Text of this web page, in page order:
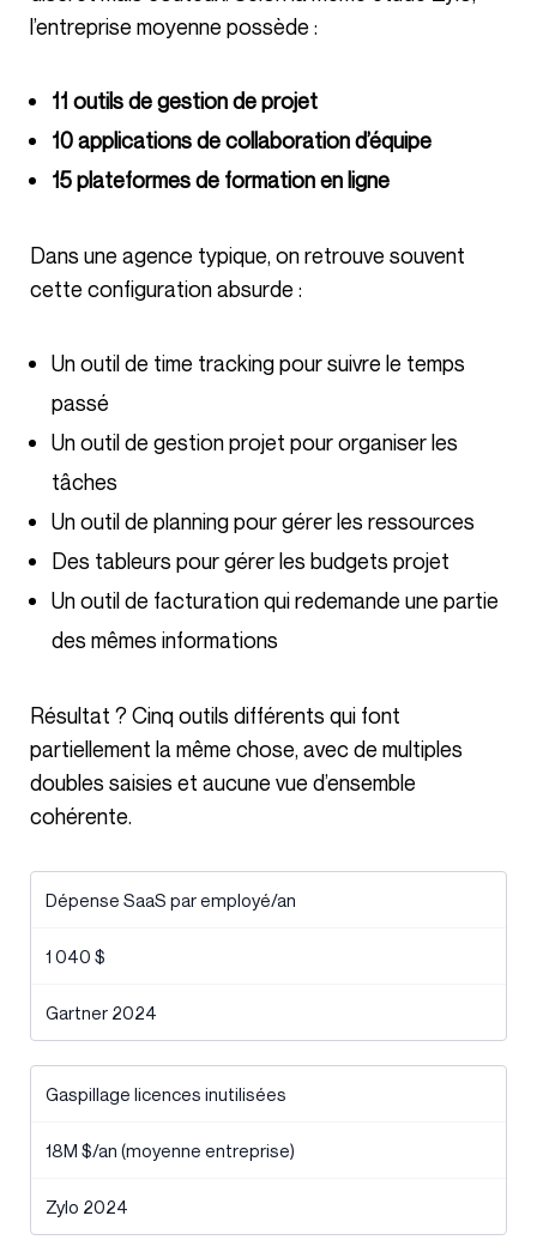
l’entreprise moyenne possède :
11 outils de gestion de projet
10 applications de collaboration d’équipe
15 plateformes de formation en ligne
Dans une agence typique, on retrouve souvent
cette configuration absurde :
Un outil de time tracking pour suivre le temps
passé
Un outil de gestion projet pour organiser les
tâches
Un outil de planning pour gérer les ressources
Des tableurs pour gérer les budgets projet
Un outil de facturation qui redemande une partie
des mêmes informations
Résultat ? Cinq outils différents qui font
partiellement la même chose, avec de multiples
doubles saisies et aucune vue d’ensemble
cohérente.
Dépense SaaS par employé/an
1 040 $
Gartner 2024
Gaspillage licences inutilisées
18M $/an (moyenne entreprise)
Zylo 2024